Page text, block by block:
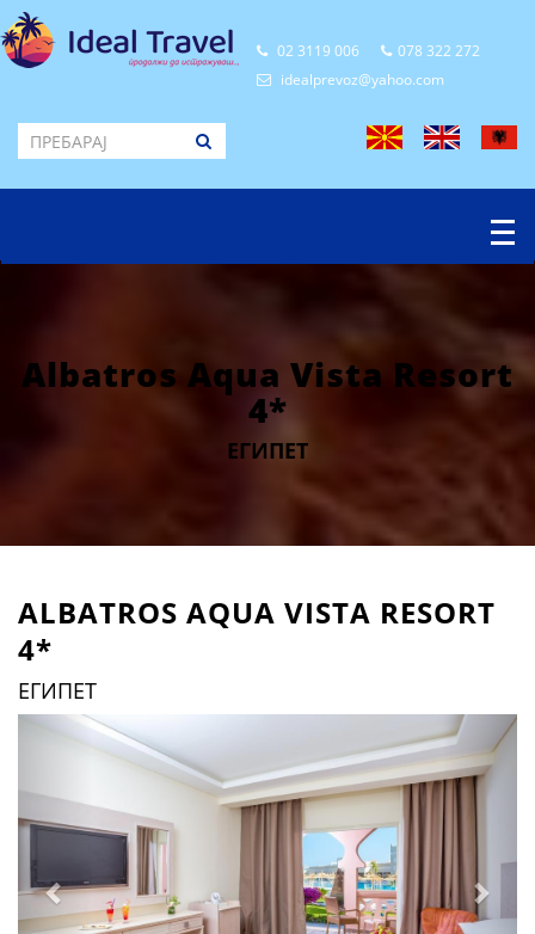
02 3119 006
078 322 272
idealprevoz@yahoo.com
Albatros Aqua Vista Resort
4*
ЕГИПЕТ
ALBATROS AQUA VISTA RESORT
4*
ЕГИПЕТ
Previous Next